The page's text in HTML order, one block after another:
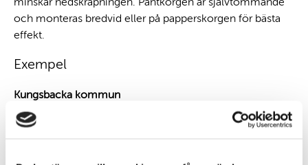
minskar nedskräpningen. Pantkorgen är självtömmande
och monteras bredvid eller på papperskorgen för bästa
effekt.
Exempel
Kungsbacka kommun
Under 2020 kompletterades papperskorgar med